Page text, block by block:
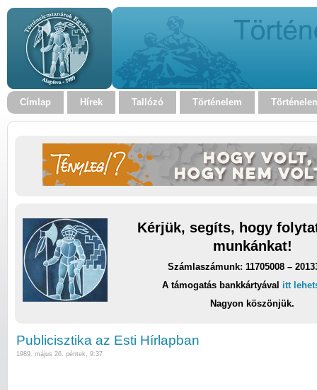
Címlap Hírek Tallózó Történelem
Kérjük, segíts, hogy
munkánkat!
Számlaszámunk: 11705008 –
A támogatás bankkártyával itt
Nagyon köszönjük.
Publicisztika az Esti Hírlapban
1989. május 26. péntek, 9:37